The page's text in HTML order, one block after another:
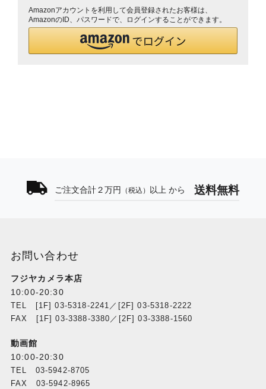
Amazonアカウントを利用して会員登録されたお客様は、
AmazonのID、パスワードで、ログインすることができます。
ご注文合計２万円 （税込） 以上 から 送料無料
お問い合わせ
フジヤカメラ本店
10:00-20:30
TEL [1F] 03-5318-2241／[2F] 03-5318-2222
FAX [1F] 03-3388-3380／[2F] 03-3388-1560
動画館
10:00-20:30
TEL 03-5942-8705
FAX 03-5942-8965